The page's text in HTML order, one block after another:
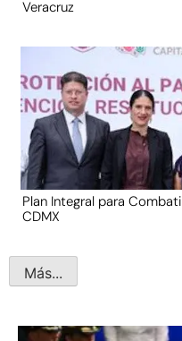
Veracruz
Plan Integral para
CDMX
Más...